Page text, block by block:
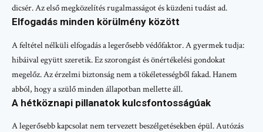
dicsér. Az első megközelítés rugalmasságot és küzdeni tudást ad.
Elfogadás minden körülmény között
A feltétel nélküli elfogadás a legerősebb védőfaktor. A gyermek tudja:
hibáival együtt szeretik. Ez szorongást és önértékelési gondokat
megelőz. Az érzelmi biztonság nem a tökéletességből fakad. Hanem
abból, hogy a szülő minden állapotban mellette áll.
A hétköznapi pillanatok kulcsfontosságúak
A legerősebb kapcsolat nem tervezett beszélgetésekben épül. Autózás